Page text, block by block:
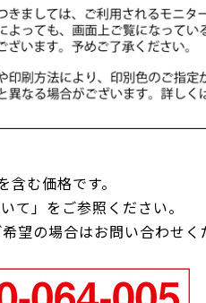
む価格です。
て」をご参照ください。
の場合はお問い合わせく